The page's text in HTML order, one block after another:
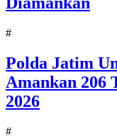
#
Polda Jatim
Amankan 206
2026
#